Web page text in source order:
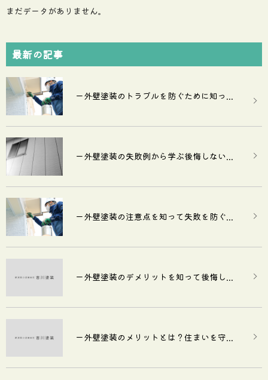
まだデータがありません。
最新の記事
ー外壁塗装のトラブルを防ぐために知っ...
ー外壁塗装の失敗例から学ぶ後悔しない...
ー外壁塗装の注意点を知って失敗を防ぐ...
ー外壁塗装のデメリットを知って後悔し...
ー外壁塗装のメリットとは？住まいを守...